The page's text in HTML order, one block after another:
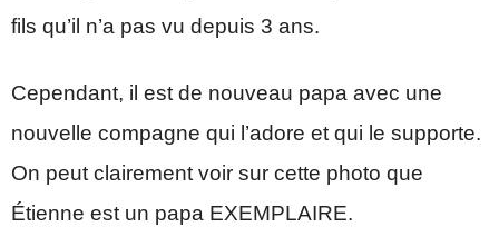
fils qu’il n’a pas vu depuis 3 ans.
Cependant, il est de nouveau papa avec une
nouvelle compagne qui l’adore et qui le supporte.
On peut clairement voir sur cette photo que
Étienne est un papa EXEMPLAIRE.